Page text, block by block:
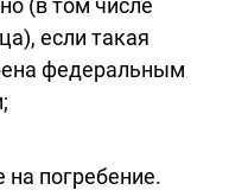
(в том числе
если такая
федеральным
на погребение.